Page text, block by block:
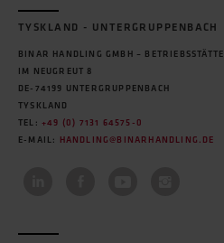
TYSKLAND - UNTERGRUPPENBACH
BINAR HANDLING GMBH – BETRIEBSSTÄTTE
IM NEUGREUT 8
DE-74199 UNTERGRUPPENBACH
TYSKLAND
TEL: +49 (0) 7131 64575-0
E-MAIL:
HANDLING@BINARHANDLING.DE